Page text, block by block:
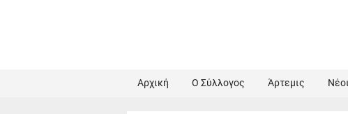
Αρχική Ο Σύλλογος Άρτεμις